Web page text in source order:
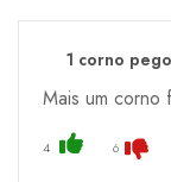
1 corno
Mais um corno
4 6